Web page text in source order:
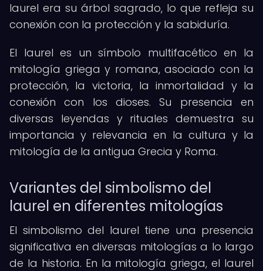
laurel era su árbol sagrado, lo que refleja su
conexión con la protección y la sabiduría.
El laurel es un símbolo multifacético en la
mitología griega y romana, asociado con la
protección, la victoria, la inmortalidad y la
conexión con los dioses. Su presencia en
diversas leyendas y rituales demuestra su
importancia y relevancia en la cultura y la
mitología de la antigua Grecia y Roma.
Variantes del simbolismo del
laurel en diferentes mitologías
El simbolismo del laurel tiene una presencia
significativa en diversas mitologías a lo largo
de la historia. En la mitología griega, el laurel